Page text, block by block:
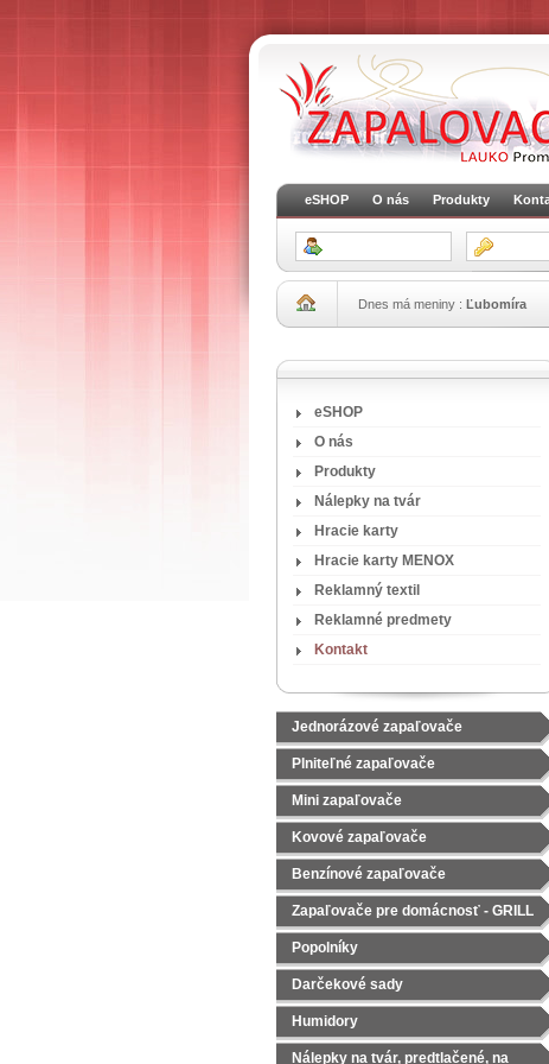
eSHOP O nás Produkty
Dnes má meniny : Ľubomíra
eSHOP
O nás
Produkty
Nálepky na tvár
Hracie karty
Hracie karty MENOX
Reklamný textil
Reklamné predmety
Kontakt
Jednorázové zapaľovače
Plniteľné zapaľovače
Mini zapaľovače
Kovové zapaľovače
Benzínové zapaľovače
Zapaľovače pre domácnosť - GRILL
Popolníky
Darčekové sady
Čajové sady
Humidory
Nálepky na tvár, predtlačené, na